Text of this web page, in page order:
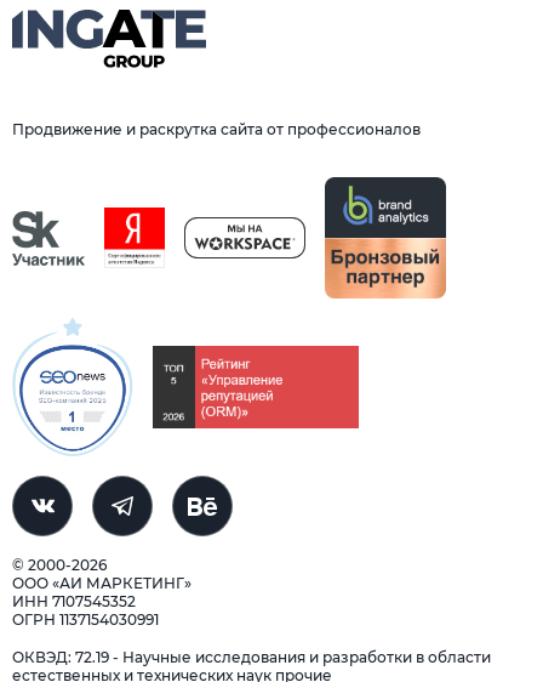
Продвижение и раскрутка сайта от профессионалов
© 2000-2026
ООО «АИ МАРКЕТИНГ»
ИНН 7107545352
ОГРН 1137154030991
ОКВЭД: 72.19 - Научные исследования и разработки в области
естественных и технических наук прочие